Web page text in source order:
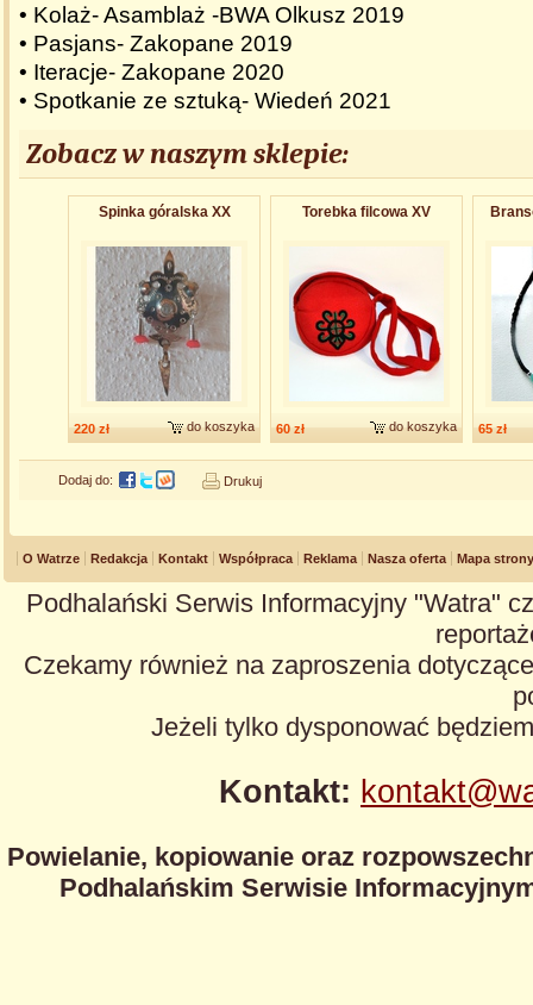
• Kolaż- Asamblaż -BWA Olkusz 2019
• Pasjans- Zakopane 2019
• Iteracje- Zakopane 2020
• Spotkanie ze sztuką- Wiedeń 2021
Zobacz w naszym sklepie:
Spinka góralska XX
220 zł do koszyka
Torebka filcowa XV
60 zł do koszyka 65 zł
Dodaj do: Drukuj
O Watrze Redakcja Kontakt Współpraca Reklama Nasza oferta Mapa strony
Podhalański Serwis Informacyjny "Watra"
Czekamy również na zaproszenia
Jeżeli tylko dysponować
Kontakt:
Powielanie, kopiowanie oraz
Podhalańskim Serwisie